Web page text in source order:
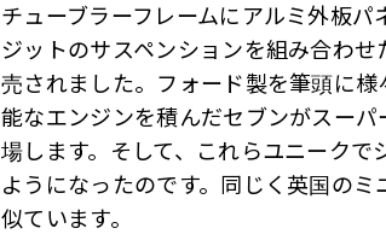
チューブラーフレームにアルミ外板
ジットのサスペンションを組み合わ
売されました。フォード製を筆頭に
能なエンジンを積んだセブンがスー
場します。そして、これらユニーク
ようになったのです。同じく英国の
似ています。